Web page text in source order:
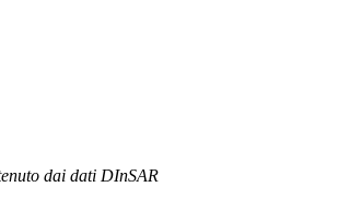
dai dati DInSAR